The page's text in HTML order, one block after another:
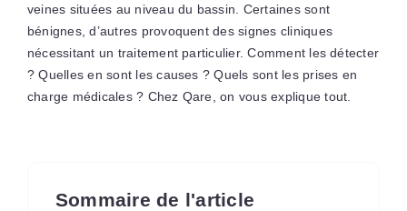
veines situées au niveau du bassin. Certaines sont
bénignes, d’autres provoquent des signes cliniques
nécessitant un traitement particulier. Comment les détecter
? Quelles en sont les causes ? Quels sont les prises en
charge médicales ? Chez Qare, on vous explique tout.
Sommaire de l'article